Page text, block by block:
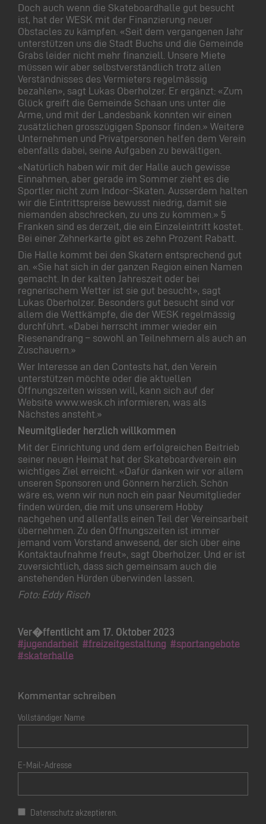
Doch auch wenn die Skateboardhalle gut besucht
ist, hat der WESK mit der Finanzierung neuer
Obstacles zu kämpfen. «Seit dem vergangenen Jahr
unterstützen uns die Stadt Buchs und die Gemeinde
Grabs leider nicht mehr finanziell. Unsere Miete
müssen wir aber selbstverständlich trotz allen
Verständnisses des Vermieters regelmässig
bezahlen», sagt Lukas Oberholzer. Er ergänzt: «Zum
Glück greift die Gemeinde Schaan uns unter die
Arme, und mit der Landesbank konnten wir einen
zusätzlichen grosszügigen Sponsor finden.» Weitere
Unternehmen und Privatpersonen helfen dem Verein
ebenfalls dabei, seine Aufgaben zu bewältigen.
«Natürlich haben wir mit der Halle auch gewisse
Einnahmen, aber gerade im Sommer zieht es die
Sportler nicht zum Indoor-Skaten. Ausserdem halten
wir die Eintrittspreise bewusst niedrig, damit sie
niemanden abschrecken, zu uns zu kommen.» 5
Franken sind es derzeit, die ein Einzeleintritt kostet.
Bei einer Zehnerkarte gibt es zehn Prozent Rabatt.
Die Halle kommt bei den Skatern entsprechend gut
an. «Sie hat sich in der ganzen Region einen Namen
gemacht. In der kalten Jahreszeit oder bei
regnerischem Wetter ist sie gut besucht», sagt
Lukas Oberholzer. Besonders gut besucht sind vor
allem die Wettkämpfe, die der WESK regelmässig
durchführt. «Dabei herrscht immer wieder ein
Riesenandrang – sowohl an Teilnehmern als auch an
Zuschauern.»
Wer Interesse an den Contests hat, den Verein
unterstützen möchte oder die aktuellen
Öffnungszeiten wissen will, kann sich auf der
Website www.wesk.ch informieren, was als
Nächstes ansteht.»
Neumitglieder herzlich willkommen
Mit der Einrichtung und dem erfolgreichen Beitrieb
seiner neuen Heimat hat der Skateboardverein ein
wichtiges Ziel erreicht. «Dafür danken wir vor allem
unseren Sponsoren und Gönnern herzlich. Schön
wäre es, wenn wir nun noch ein paar Neumitglieder
finden würden, die mit uns unserem Hobby
nachgehen und allenfalls einen Teil der Vereinsarbeit
übernehmen. Zu den Öffnungszeiten ist immer
jemand vom Vorstand anwesend, der sich über eine
Kontaktaufnahme freut», sagt Oberholzer. Und er ist
zuversichtlich, dass sich gemeinsam auch die
anstehenden Hürden überwinden lassen.
Foto: Eddy Risch
Ver�ffentlicht am 17. Oktober 2023
#jugendarbeit #freizeitgestaltung #sportangebote
#skaterhalle
Kommentar schreiben
Vollständiger Name
E-Mail-Adresse
Datenschutz akzeptieren.